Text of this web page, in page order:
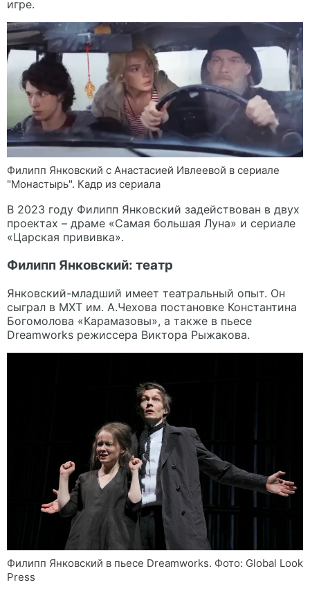
игре.
Филипп Янковский с Анастасией Ивлеевой в сериале
"Монастырь". Кадр из сериала
В 2023 году Филипп Янковский задействован в двух
проектах – драме «Самая большая Луна» и сериале
«Царская прививка».
Филипп Янковский: театр
Янковский-младший имеет театральный опыт. Он
сыграл в МХТ им. А.Чехова постановке Константина
Богомолова «Карамазовы», а также в пьесе
Dreamworks режиссера Виктора Рыжакова.
Филипп Янковский в пьесе Dreamworks. Фото: Global Look
Press